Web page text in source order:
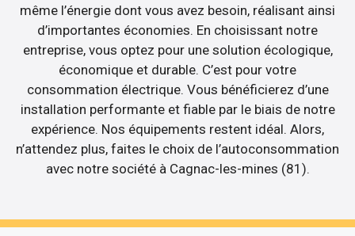
même l’énergie dont vous avez besoin, réalisant ainsi
d’importantes économies. En choisissant notre
entreprise, vous optez pour une solution écologique,
économique et durable. C’est pour votre
consommation électrique. Vous bénéficierez d’une
installation performante et fiable par le biais de notre
expérience. Nos équipements restent idéal. Alors,
n’attendez plus, faites le choix de l’autoconsommation
avec notre société à Cagnac-les-mines (81).